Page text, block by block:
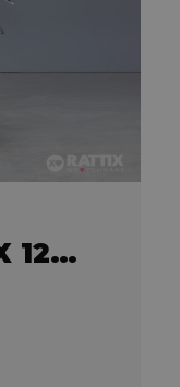
F.B MONDIAL SMX 125 Motard